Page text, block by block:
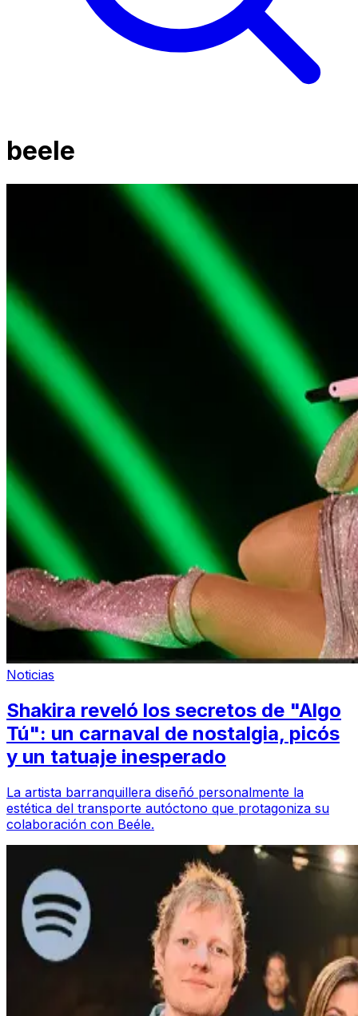
beele
Noticias
Shakira reveló los secretos de "Algo
Tú": un carnaval de nostalgia, picós
y un tatuaje inesperado
La artista barranquillera diseñó personalmente la
estética del transporte autóctono que protagoniza su
colaboración con Beéle.